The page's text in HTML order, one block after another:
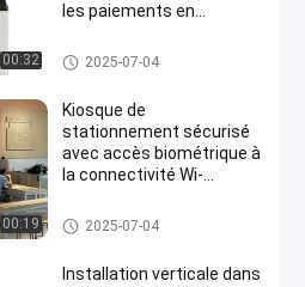
00:32
les paiements en
crédit
Distributeur automatique de bi
llets cryptographiques
2025-07-04
00:19
Kiosque de
stationnement sécurisé
avec accès biométrique à
la connectivité Wi-
Kiosque de stationnement
2025-07-04
Installation verticale dans